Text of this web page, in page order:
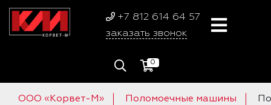
+7 812 614 64 57
заказать звонок
0
ООО «Корвет-М» Поломоечные машины